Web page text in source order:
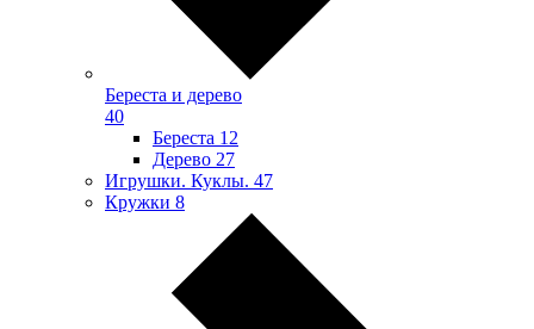
Береста и дерево
40
Береста 12
Дерево 27
Игрушки. Куклы. 47
Кружки 8